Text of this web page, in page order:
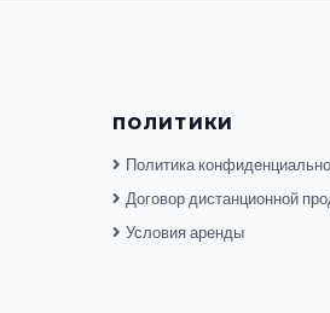
ПОЛИТИКИ
Политика
Договор дистанционной
Условия аренды